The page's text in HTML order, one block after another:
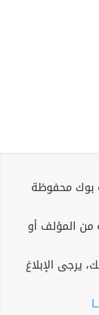
بوك محفوظة
من المؤلف أو
يرجى الإبلاغ